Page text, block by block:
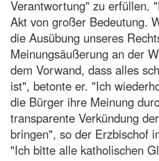
Verantwortung" zu erfüllen.
Akt von großer Bedeutung.
die Ausübung unseres
Meinungsäußerung an der
dem Vorwand, dass alles
ist", betonte er. "Ich
die Bürger ihre Meinung
transparente Verkündung
bringen", so der Erzbischof
"Ich bitte alle katholischen